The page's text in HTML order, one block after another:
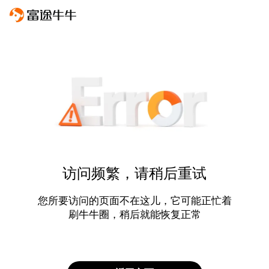
访问频繁，请稍后重试
您所要访问的页面不在这儿，它可能正忙着
刷牛牛圈，稍后就能恢复正常